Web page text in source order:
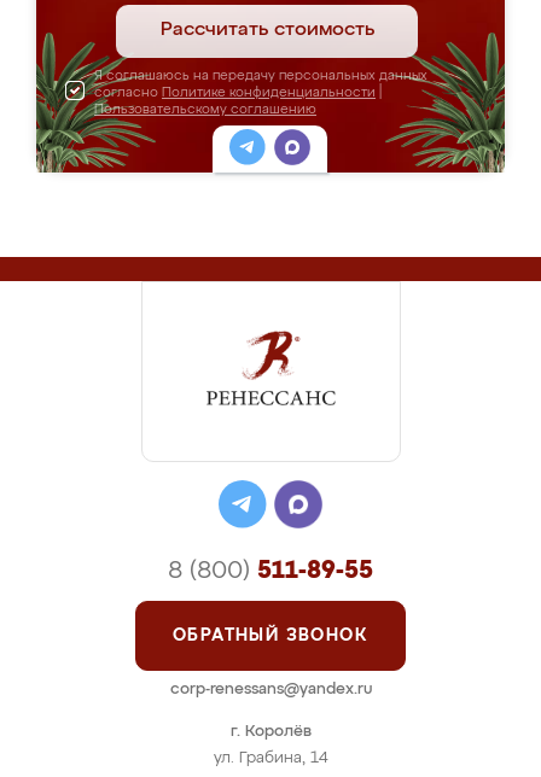
Рассчитать стоимость
Я соглашаюсь на передачу персональных данных
согласно Политике конфиденциальности
Пользовательскому соглашению
г. Королёв
ул. Грабина, 14
8 (800) 511-89-55
ОБРАТНЫЙ ЗВОНОК
corp-renessans@yandex.ru